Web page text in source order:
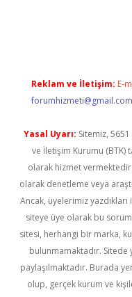
Reklam ve İletişim: E-
forumhizmeti@gmail.com
Yasal Uyarı: Sitemiz,
ve İletişim Kurumu (BTK)
olarak hizmet
olarak denetleme veya
Ancak, üyelerimiz
siteye üye olarak bu
sitesi, herhangi bir marka,
bulunmamaktadır. Sitede
paylaşılmaktadır. Burada
olup, gerçek kurum ve